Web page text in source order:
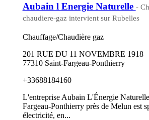
Aubain l Energie Naturelle -
chaudiere-gaz intervient sur Rubelles
Chauffage/Chaudière gaz
201 RUE DU 11 NOVEMBRE 1918
77310 Saint-Fargeau-Ponthierry
+33688184160
L'entreprise Aubain L'Énergie
Fargeau-Ponthierry près de Melun est
électricité, en...